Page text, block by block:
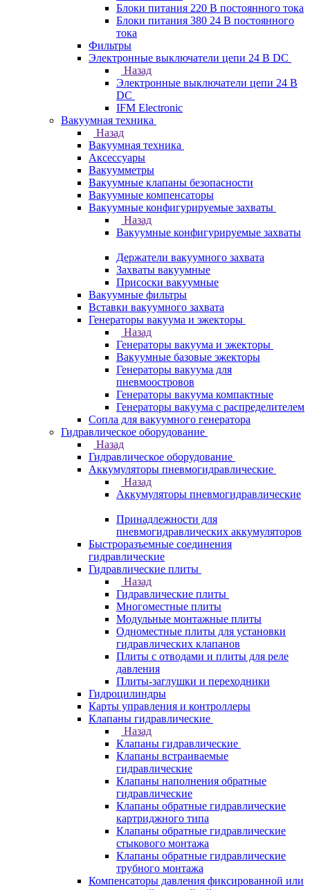
Блоки питания 220 В постоянного тока
Блоки питания 380 24 В постоянного
тока
Фильтры
Электронные выключатели цепи 24 В DC
Назад
Электронные выключатели цепи 24 В
DC
IFM Electronic
Вакуумная техника
Назад
Вакуумная техника
Аксессуары
Вакуумметры
Вакуумные клапаны безопасности
Вакуумные компенсаторы
Вакуумные конфигурируемые захваты
Назад
Вакуумные конфигурируемые захваты
Держатели вакуумного захвата
Захваты вакуумные
Присоски вакуумные
Вакуумные фильтры
Вставки вакуумного захвата
Генераторы вакуума и эжекторы
Назад
Генераторы вакуума и эжекторы
Вакуумные базовые эжекторы
Генераторы вакуума для
пневмоостровов
Генераторы вакуума компактные
Генераторы вакуума с распределителем
Сопла для вакуумного генератора
Гидравлическое оборудование
Назад
Гидравлическое оборудование
Аккумуляторы пневмогидравлические
Назад
Аккумуляторы пневмогидравлические
Принадлежности для
пневмогидравлических аккумуляторов
Быстроразъемные соединения
гидравлические
Гидравлические плиты
Назад
Гидравлические плиты
Многоместные плиты
Модульные монтажные плиты
Одноместные плиты для установки
гидравлических клапанов
Плиты с отводами и плиты для реле
давления
Плиты-заглушки и переходники
Гидроцилиндры
Карты управления и контроллеры
Клапаны гидравлические
Назад
Клапаны гидравлические
Клапаны встраиваемые
гидравлические
Клапаны наполнения обратные
гидравлические
Клапаны обратные гидравлические
картриджного типа
Клапаны обратные гидравлические
стыкового монтажа
Клапаны обратные гидравлические
трубного монтажа
Компенсаторы давления фиксированной или